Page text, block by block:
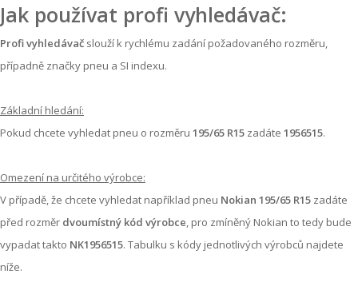
Jak používat profi vyhledávač:
Profi vyhledávač slouží k rychlému zadání požadovaného rozměru,
případně značky pneu a SI indexu.
Základní hledání:
Pokud chcete vyhledat pneu o rozměru 195/65 R15 zadáte 1956515.
Omezení na určitého výrobce:
V případě, že chcete vyhledat například pneu Nokian 195/65 R15 zadáte
před rozměr dvoumístný kód výrobce, pro zmíněný Nokian to tedy bude
vypadat takto NK1956515. Tabulku s kódy jednotlivých výrobců najdete
níže.